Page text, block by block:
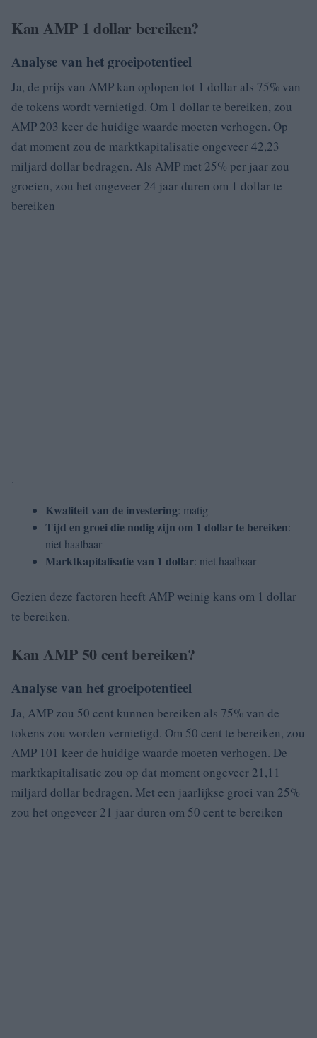
Kan AMP 1 dollar bereiken?
Analyse van het groeipotentieel
Ja, de prijs van AMP kan oplopen tot 1 dollar als 75% van
de tokens wordt vernietigd. Om 1 dollar te bereiken, zou
AMP 203 keer de huidige waarde moeten verhogen. Op
dat moment zou de marktkapitalisatie ongeveer 42,23
miljard dollar bedragen. Als AMP met 25% per jaar zou
groeien, zou het ongeveer 24 jaar duren om 1 dollar te
bereiken
.
Kwaliteit van de investering: matig
Tijd en groei die nodig zijn om 1 dollar te bereiken:
niet haalbaar
Marktkapitalisatie van 1 dollar: niet haalbaar
Gezien deze factoren heeft AMP weinig kans om 1 dollar
te bereiken.
Kan AMP 50 cent bereiken?
Analyse van het groeipotentieel
Ja, AMP zou 50 cent kunnen bereiken als 75% van de
tokens zou worden vernietigd. Om 50 cent te bereiken, zou
AMP 101 keer de huidige waarde moeten verhogen. De
marktkapitalisatie zou op dat moment ongeveer 21,11
miljard dollar bedragen. Met een jaarlijkse groei van 25%
zou het ongeveer 21 jaar duren om 50 cent te bereiken